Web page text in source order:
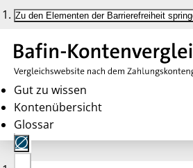
Zu den Elementen der Barrierefreiheit
Gut zu wissen
Kontenübersicht
Glossar